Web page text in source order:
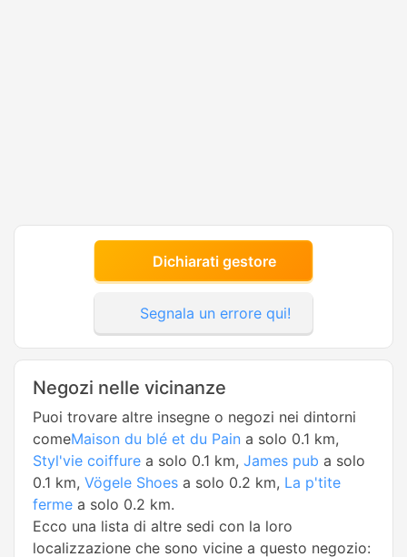
Dichiarati gestore
Segnala un errore qui!
Negozi nelle vicinanze
Puoi trovare altre insegne o negozi nei dintorni
comeMaison du blé et du Pain a solo 0.1 km,
Styl'vie coiffure a solo 0.1 km, James pub a solo
0.1 km, Vögele Shoes a solo 0.2 km, La p'tite
ferme a solo 0.2 km.
Ecco una lista di altre sedi con la loro
localizzazione che sono vicine a questo negozio: